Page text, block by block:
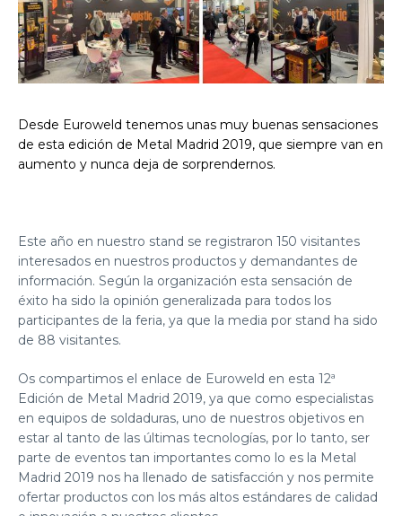
Desde Euroweld tenemos unas muy buenas sensaciones
de esta edición de Metal Madrid 2019, que siempre van en
aumento y nunca deja de sorprendernos.
Este año en nuestro stand se registraron 150 visitantes
interesados en nuestros productos y demandantes de
información. Según la organización esta sensación de
éxito ha sido la opinión generalizada para todos los
participantes de la feria, ya que la media por stand ha sido
de 88 visitantes.
Os compartimos el enlace de Euroweld en esta 12ª
Edición de Metal Madrid 2019, ya que como especialistas
en equipos de soldaduras, uno de nuestros objetivos en
estar al tanto de las últimas tecnologías, por lo tanto, ser
parte de eventos tan importantes como lo es la Metal
Madrid 2019 nos ha llenado de satisfacción y nos permite
ofertar productos con los más altos estándares de calidad